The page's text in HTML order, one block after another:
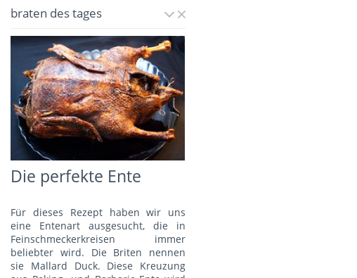
braten des tages
Die perfekte Ente
Für dieses Rezept haben wir uns
eine Entenart ausgesucht, die in
Feinschmeckerkreisen immer
beliebter wird. Die Briten nennen
sie Mallard Duck. Diese Kreuzung